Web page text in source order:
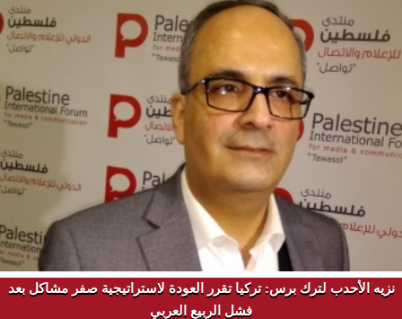
نزيه الأحدب لترك برس: تركيا تقرر العودة لاستراتيجية صفر مشاكل بعد
فشل الربيع العربي